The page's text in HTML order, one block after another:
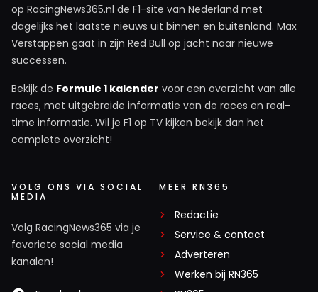
op RacingNews365.nl de F1-site van Nederland met
dagelijks het laatste nieuws uit binnen en buitenland. Max
Verstappen gaat in zijn Red Bull op jacht naar nieuwe
successen.
Bekijk de Formule 1 kalender voor een overzicht van alle
races, met uitgebreide informatie van de races en real-
time informatie. Wil je F1 op TV kijken bekijk dan het
complete overzicht!
VOLG ONS VIA SOCIAL
MEDIA
Volg RacingNews365 via je
favoriete social media
kanalen!
MEER RN365
Redactie
Service & contact
Adverteren
Werken bij RN365